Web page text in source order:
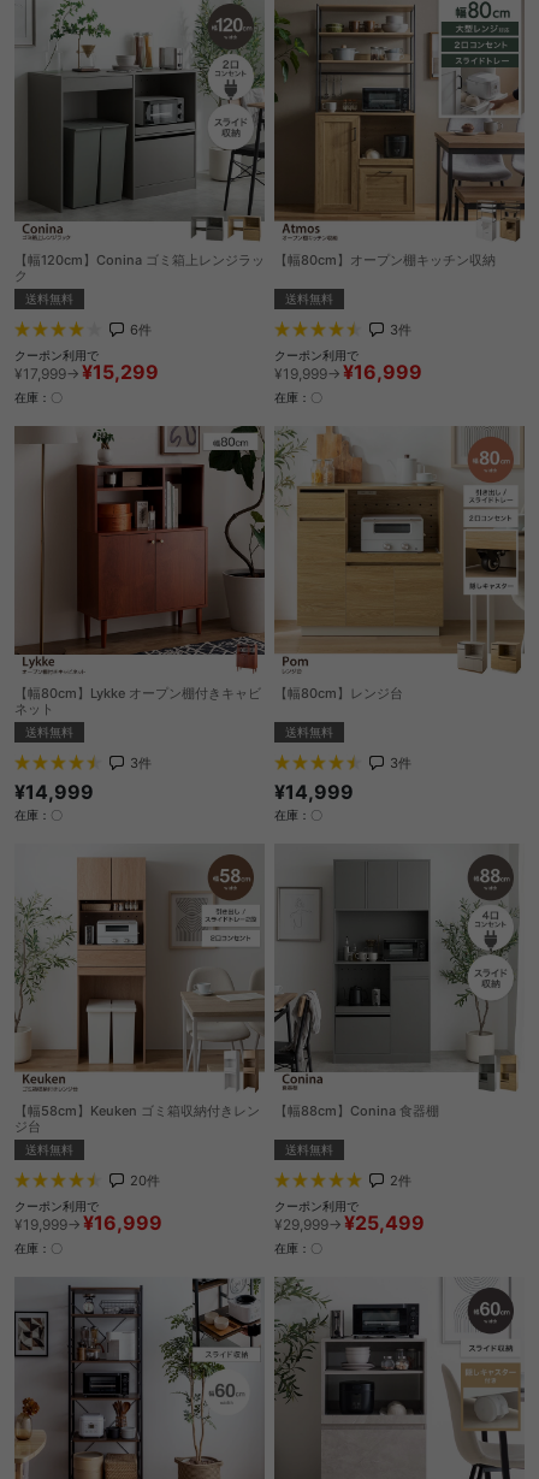
【幅120cm】Conina ゴミ箱上レンジラッ
ク
送料無料
6件
クーポン利用で
¥17,999→ ¥15,299
在庫：〇
【幅80cm】オープン棚キッチン収納
送料無料
3件
クーポン利用で
¥19,999→ ¥16,999
在庫：〇
【幅80cm】Lykke オープン棚付きキャビ
ネット
送料無料
3件
¥14,999
在庫：〇
【幅80cm】レンジ台
送料無料
3件
¥14,999
在庫：〇
【幅58cm】Keuken ゴミ箱収納付きレン
ジ台
送料無料
20件
クーポン利用で
¥19,999→ ¥16,999
在庫：〇
【幅88cm】Conina 食器棚
送料無料
2件
クーポン利用で
¥29,999→ ¥25,499
在庫：〇